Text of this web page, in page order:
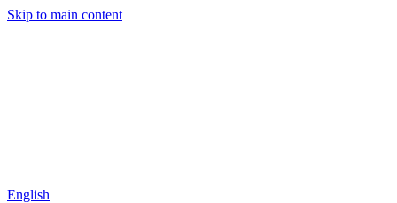
Skip to main content
English